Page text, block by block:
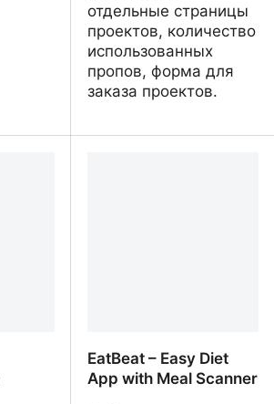
отдельные страницы
проектов, количество
использованных
пропов, форма для
заказа проектов.
EatBeat – Easy Diet
App with Meal Scanner